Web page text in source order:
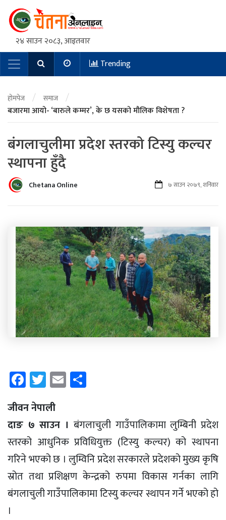
२४ साउन २०८३, आइतवार
Main NavigationTrending
होमपेज / समाज /
बजारमा आयो- ‘बारुले कम्मर’, के छ यसको मौलिक विशेषता ?
बंगलाचुलीमा प्रदेश स्तरको टिस्यु कल्चर
स्थापना हुँदै
Chetana Online ७ साउन २०७९, शनिवार
Facebook
Twitter
Email
जीवन नेपाली
दाङ ७ साउन ।बंगलाचुली गाउँपालिकामा लुम्बिनी प्रदेश
स्तरको आधुनिक प्रविधियुक्त (टिस्यु कल्चर) को स्थापना
गरिने भएको छ । लुम्विनि प्रदेश सरकारले प्रदेशको मुख्य कृषि
स्रोत तथा प्रशिक्षण केन्द्रको रुपमा विकास गर्नका लागि
बंगलाचुली गाउँपालिकामा टिस्यु कल्चर स्थापन गर्ने भएको हो
।